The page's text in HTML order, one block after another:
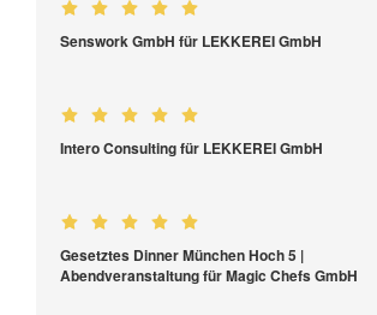
Senswork GmbH für LEKKEREI GmbH
Intero Consulting für LEKKEREI GmbH
Gesetztes Dinner München Hoch 5 |
Abendveranstaltung für Magic Chefs GmbH